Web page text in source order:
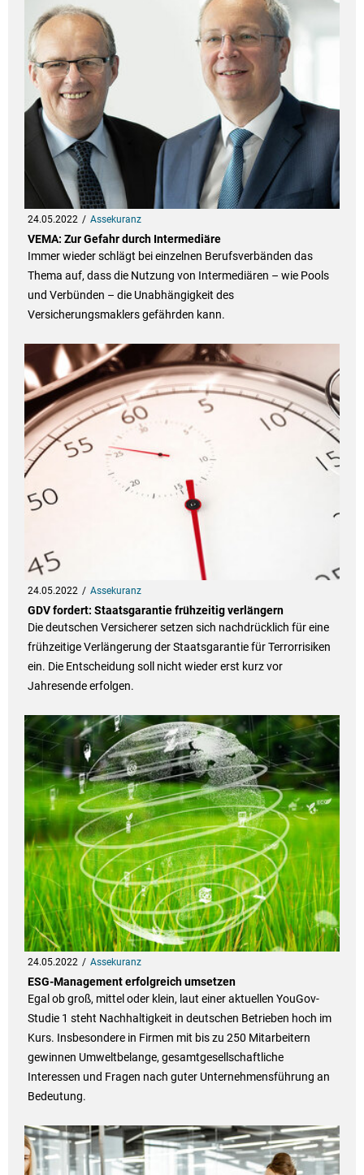
24.05.2022 Assekuranz
VEMA: Zur Gefahr durch Intermediäre
Immer wieder schlägt bei einzelnen Berufsverbänden das
Thema auf, dass die Nutzung von Intermediären – wie Pools
und Verbünden – die Unabhängigkeit des
Versicherungsmaklers gefährden kann.
24.05.2022 Assekuranz
GDV fordert: Staatsgarantie frühzeitig verlängern
Die deutschen Versicherer setzen sich nachdrücklich für eine
frühzeitige Verlängerung der Staatsgarantie für Terrorrisiken
ein. Die Entscheidung soll nicht wieder erst kurz vor
Jahresende erfolgen.
24.05.2022 Assekuranz
ESG-Management erfolgreich umsetzen
Egal ob groß, mittel oder klein, laut einer aktuellen YouGov-
Studie 1 steht Nachhaltigkeit in deutschen Betrieben hoch im
Kurs. Insbesondere in Firmen mit bis zu 250 Mitarbeitern
gewinnen Umweltbelange, gesamtgesellschaftliche
Interessen und Fragen nach guter Unternehmensführung an
Bedeutung.